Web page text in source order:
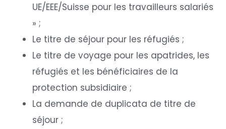
UE/EEE/Suisse pour les travailleurs salariés
» ;
Le titre de séjour pour les réfugiés ;
Le titre de voyage pour les apatrides, les
réfugiés et les bénéficiaires de la
protection subsidiaire ;
La demande de duplicata de titre de
séjour ;